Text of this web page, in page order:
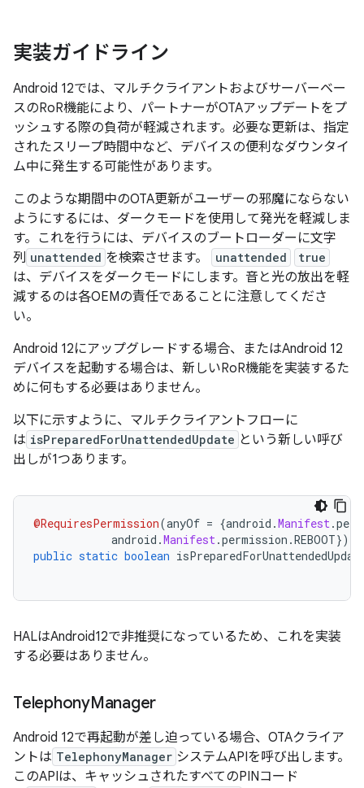
実装ガイドライン
Android 12では、マルチクライアントおよびサーバーベー
スのRoR機能により、パートナーがOTAアップデートをプ
ッシュする際の負荷が軽減されます。必要な更新は、指定
されたスリープ時間中など、デバイスの便利なダウンタイ
ム中に発生する可能性があります。
このような期間中のOTA更新がユーザーの邪魔にならない
ようにするには、ダークモードを使用して発光を軽減しま
す。これを行うには、デバイスのブートローダーに文字
列 unattended を検索させます。 unattended true
は、デバイスをダークモードにします。音と光の放出を軽
減するのは各OEMの責任であることに注意してくださ
い。
Android 12にアップグレードする場合、またはAndroid 12
デバイスを起動する場合は、新しいRoR機能を実装するた
めに何もする必要はありません。
以下に示すように、マルチクライアントフローに
は isPreparedForUnattendedUpdate という新しい呼び
出しが1つあります。
@RequiresPermission(anyOf = {android .Manifest.
android .Manifest.permission .REBOOT})
public static boolean
HALはAndroid12で非推奨になっているため、これを実装
する必要はありません。
TelephonyManager
Android 12で再起動が差し迫っている場合、OTAクライア
ントは TelephonyManager システムAPIを呼び出します。
このAPIは、キャッシュされたすべてのPINコード